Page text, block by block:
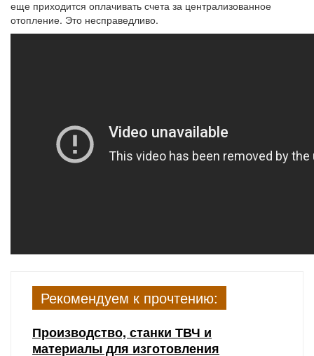
еще приходится оплачивать счета за централизованное
отопление. Это несправедливо.
Рекомендуем к прочтению:
Производство, станки ТВЧ и
материалы для изготовления